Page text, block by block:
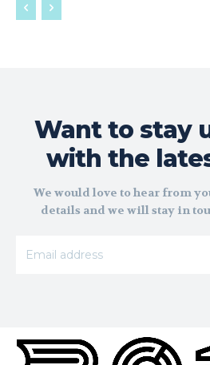
Want to stay
with the
We would love to hear from
details and we will stay in